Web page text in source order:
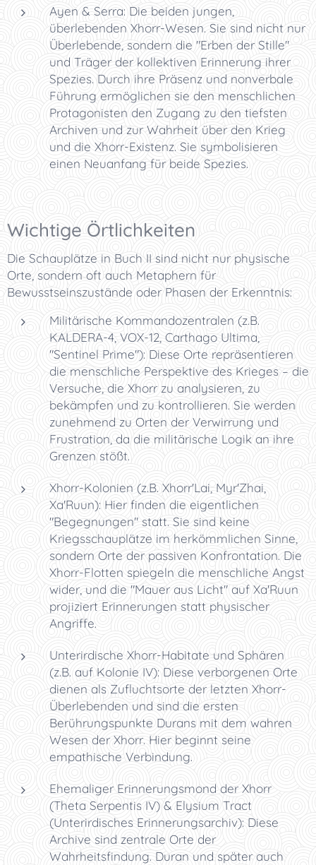
Ayen & Serra: Die beiden jungen,
überlebenden Xhorr-Wesen. Sie sind nicht nur
Überlebende, sondern die "Erben der Stille"
und Träger der kollektiven Erinnerung ihrer
Spezies. Durch ihre Präsenz und nonverbale
Führung ermöglichen sie den menschlichen
Protagonisten den Zugang zu den tiefsten
Archiven und zur Wahrheit über den Krieg
und die Xhorr-Existenz. Sie symbolisieren
einen Neuanfang für beide Spezies.
Wichtige Örtlichkeiten
Die Schauplätze in Buch II sind nicht nur physische
Orte, sondern oft auch Metaphern für
Bewusstseinszustände oder Phasen der Erkenntnis:
Militärische Kommandozentralen (z.B.
KALDERA-4, VOX-12, Carthago Ultima,
"Sentinel Prime"): Diese Orte repräsentieren
die menschliche Perspektive des Krieges – die
Versuche, die Xhorr zu analysieren, zu
bekämpfen und zu kontrollieren. Sie werden
zunehmend zu Orten der Verwirrung und
Frustration, da die militärische Logik an ihre
Grenzen stößt.
Xhorr-Kolonien (z.B. Xhorr'Lai, Myr'Zhai,
Xa'Ruun): Hier finden die eigentlichen
"Begegnungen" statt. Sie sind keine
Kriegsschauplätze im herkömmlichen Sinne,
sondern Orte der passiven Konfrontation. Die
Xhorr-Flotten spiegeln die menschliche Angst
wider, und die "Mauer aus Licht" auf Xa'Ruun
projiziert Erinnerungen statt physischer
Angriffe.
Unterirdische Xhorr-Habitate und Sphären
(z.B. auf Kolonie IV): Diese verborgenen Orte
dienen als Zufluchtsorte der letzten Xhorr-
Überlebenden und sind die ersten
Berührungspunkte Durans mit dem wahren
Wesen der Xhorr. Hier beginnt seine
empathische Verbindung.
Ehemaliger Erinnerungsmond der Xhorr
(Theta Serpentis IV) & Elysium Tract
(Unterirdisches Erinnerungsarchiv): Diese
Archive sind zentrale Orte der
Wahrheitsfindung. Duran und später auch